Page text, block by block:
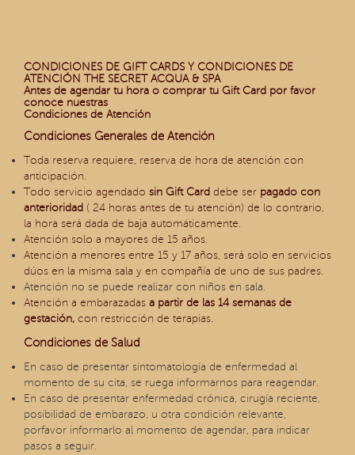
CONDICIONES DE GIFT CARDS Y CONDICIONES DE
ATENCIÓN THE SECRET ACQUA & SPA
Antes de agendar tu hora o comprar tu Gift Card por favor
conoce nuestras
Condiciones de Atención
Condiciones Generales de Atención
Toda reserva requiere, reserva de hora de atención con
anticipación.
Todo servicio agendado sin Gift Card debe ser pagado con
anterioridad ( 24 horas antes de tu atención) de lo contrario,
la hora será dada de baja automáticamente.
Atención solo a mayores de 15 años.
Atención a menores entre 15 y 17 años, será solo en servicios
dúos en la misma sala y en compañía de uno de sus padres.
Atención no se puede realizar con niños en sala.
Atención a embarazadas a partir de las 14 semanas de
gestación, con restricción de terapias.
Condiciones de Salud
En caso de presentar sintomatología de enfermedad al
momento de su cita, se ruega informarnos para reagendar.
En caso de presentar enfermedad crónica, cirugía reciente,
posibilidad de embarazo, u otra condición relevante,
porfavor informarlo al momento de agendar, para indicar
pasos a seguir.